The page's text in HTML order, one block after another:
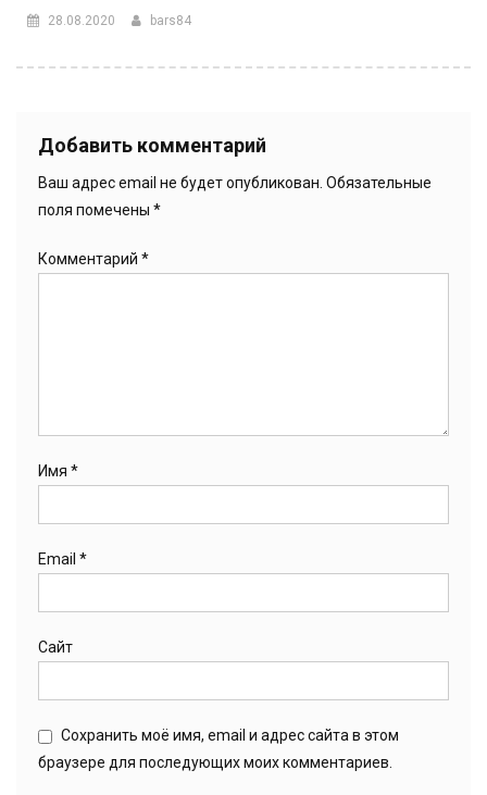
28.08.2020 bars84
Добавить комментарий
Ваш адрес email не будет опубликован. Обязательные
поля помечены *
Комментарий *
Имя *
Email *
Сайт
Сохранить моё имя, email и адрес сайта в этом
браузере для последующих моих комментариев.